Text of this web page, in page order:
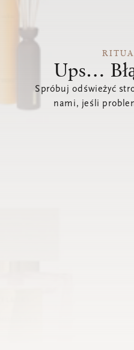
Ups…
Spróbuj odświeżyć
nami, jeśli